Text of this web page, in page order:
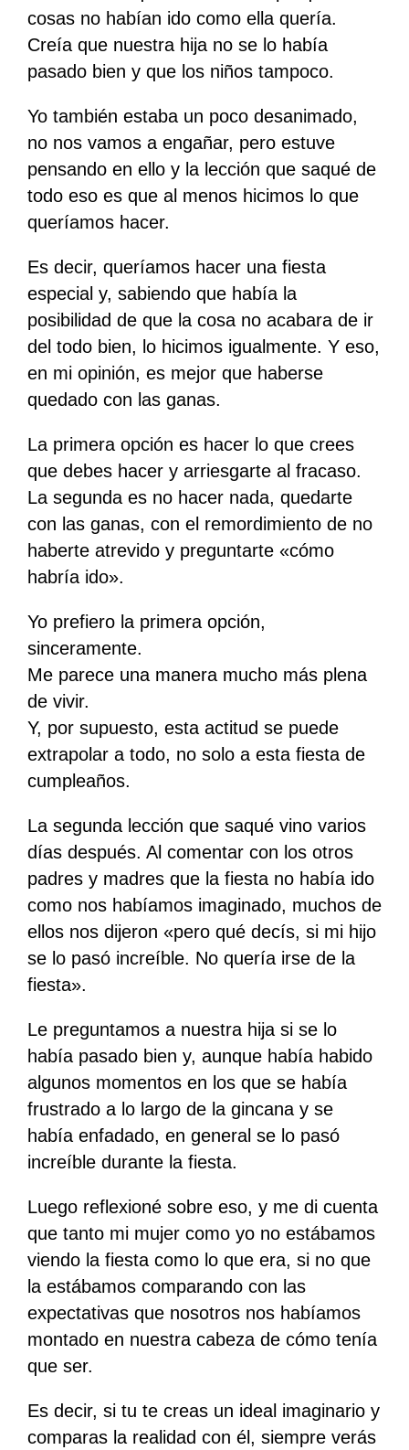
cosas no habían ido como ella quería.
Creía que nuestra hija no se lo había
pasado bien y que los niños tampoco.
Yo también estaba un poco desanimado,
no nos vamos a engañar, pero estuve
pensando en ello y la lección que saqué de
todo eso es que al menos hicimos lo que
queríamos hacer.
Es decir, queríamos hacer una fiesta
especial y, sabiendo que había la
posibilidad de que la cosa no acabara de ir
del todo bien, lo hicimos igualmente. Y eso,
en mi opinión, es mejor que haberse
quedado con las ganas.
La primera opción es hacer lo que crees
que debes hacer y arriesgarte al fracaso.
La segunda es no hacer nada, quedarte
con las ganas, con el remordimiento de no
haberte atrevido y preguntarte «cómo
habría ido».
Yo prefiero la primera opción,
sinceramente.
Me parece una manera mucho más plena
de vivir.
Y, por supuesto, esta actitud se puede
extrapolar a todo, no solo a esta fiesta de
cumpleaños.
La segunda lección que saqué vino varios
días después. Al comentar con los otros
padres y madres que la fiesta no había ido
como nos habíamos imaginado, muchos de
ellos nos dijeron «pero qué decís, si mi hijo
se lo pasó increíble. No quería irse de la
fiesta».
Le preguntamos a nuestra hija si se lo
había pasado bien y, aunque había habido
algunos momentos en los que se había
frustrado a lo largo de la gincana y se
había enfadado, en general se lo pasó
increíble durante la fiesta.
Luego reflexioné sobre eso, y me di cuenta
que tanto mi mujer como yo no estábamos
viendo la fiesta como lo que era, si no que
la estábamos comparando con las
expectativas que nosotros nos habíamos
montado en nuestra cabeza de cómo tenía
que ser.
Es decir, si tu te creas un ideal imaginario y
comparas la realidad con él, siempre verás